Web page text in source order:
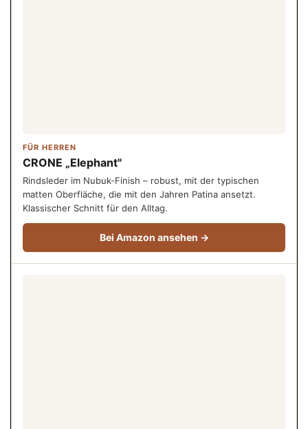
FÜR HERREN
CRONE „Elephant"
Rindsleder im Nubuk-Finish – robust, mit der typischen
matten Oberfläche, die mit den Jahren Patina ansetzt.
Klassischer Schnitt für den Alltag.
Bei Amazon ansehen →